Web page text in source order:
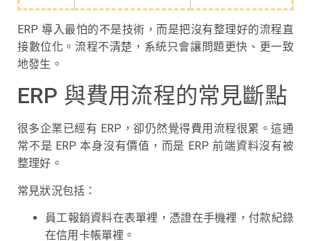
ERP 導入最怕的不是技術，而是把沒有整理好的流程直
接數位化。流程不清楚，系統只會讓問題更快、更一致
地發生。
ERP 與費用流程的常見斷點
很多企業已經有 ERP，卻仍然覺得費用流程很累。這通
常不是 ERP 本身沒有價值，而是 ERP 前端資料沒有被
整理好。
常見狀況包括：
員工報銷資料在表單裡，憑證在手機裡，付款紀錄
在信用卡帳單裡。